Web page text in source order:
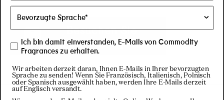
Besuchen Sie
unser Instagram
Ich bin damit einverstanden, E-Mails von Commodity
Fragrances zu erhalten.
Wir arbeiten derzeit daran, Ihnen E-Mails in Ihrer bevorzugten
Sprache zu senden! Wenn Sie Französisch, Italienisch, Polnisch
oder Spanisch ausgewählt haben, werden Ihre E-Mails derzeit
auf Englisch versandt.